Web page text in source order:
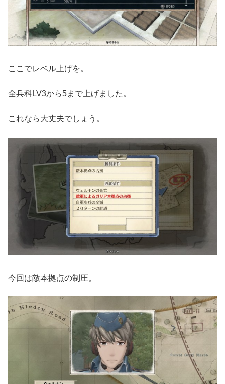
ここでレベル上げを。
全兵科LV3から5まで上げました。
これなら大丈夫でしょう。
今回は敵本拠点の制圧。